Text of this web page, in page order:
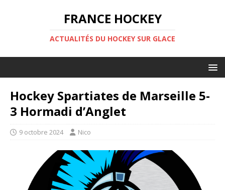
FRANCE HOCKEY
ACTUALITÉS DU HOCKEY SUR GLACE
Hockey Spartiates de Marseille 5-
3 Hormadi d’Anglet
9 octobre 2024 Nico